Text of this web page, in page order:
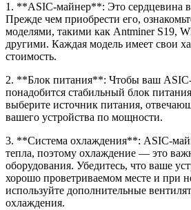
1. **ASIC-майнер**: Это сердцевина
Прежде чем приобрести его,
моделями, такими как Antminer S19,
другими. Каждая модель имеет свои
стоимость.
2. **Блок питания**: Чтобы ваш
понадобится стабильный блок
выберите источник питания,
вашего устройства по мощности.
3. **Система охлаждения**: ASIC-
тепла, поэтому охлаждение — это
оборудования. Убедитесь, что ваше
хорошо проветриваемом месте и при
используйте дополнительные
охлаждения.